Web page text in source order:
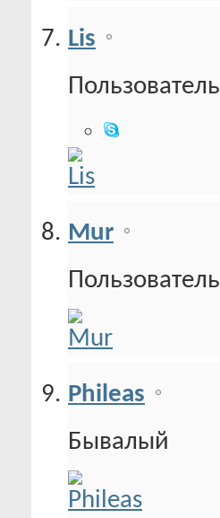
Lis
Пользователь
Mur
Пользователь
Phileas
Бывалый